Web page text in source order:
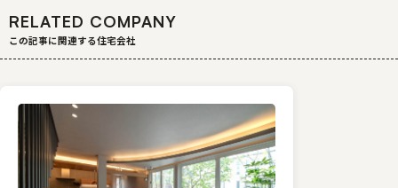
RELATED COMPANY
この記事に関連する住宅会社